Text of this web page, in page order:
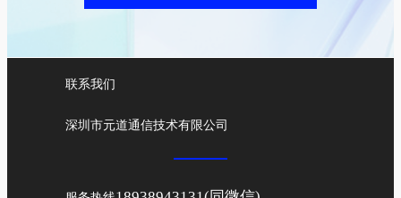
联系我们
深圳市元道通信技术有限公司